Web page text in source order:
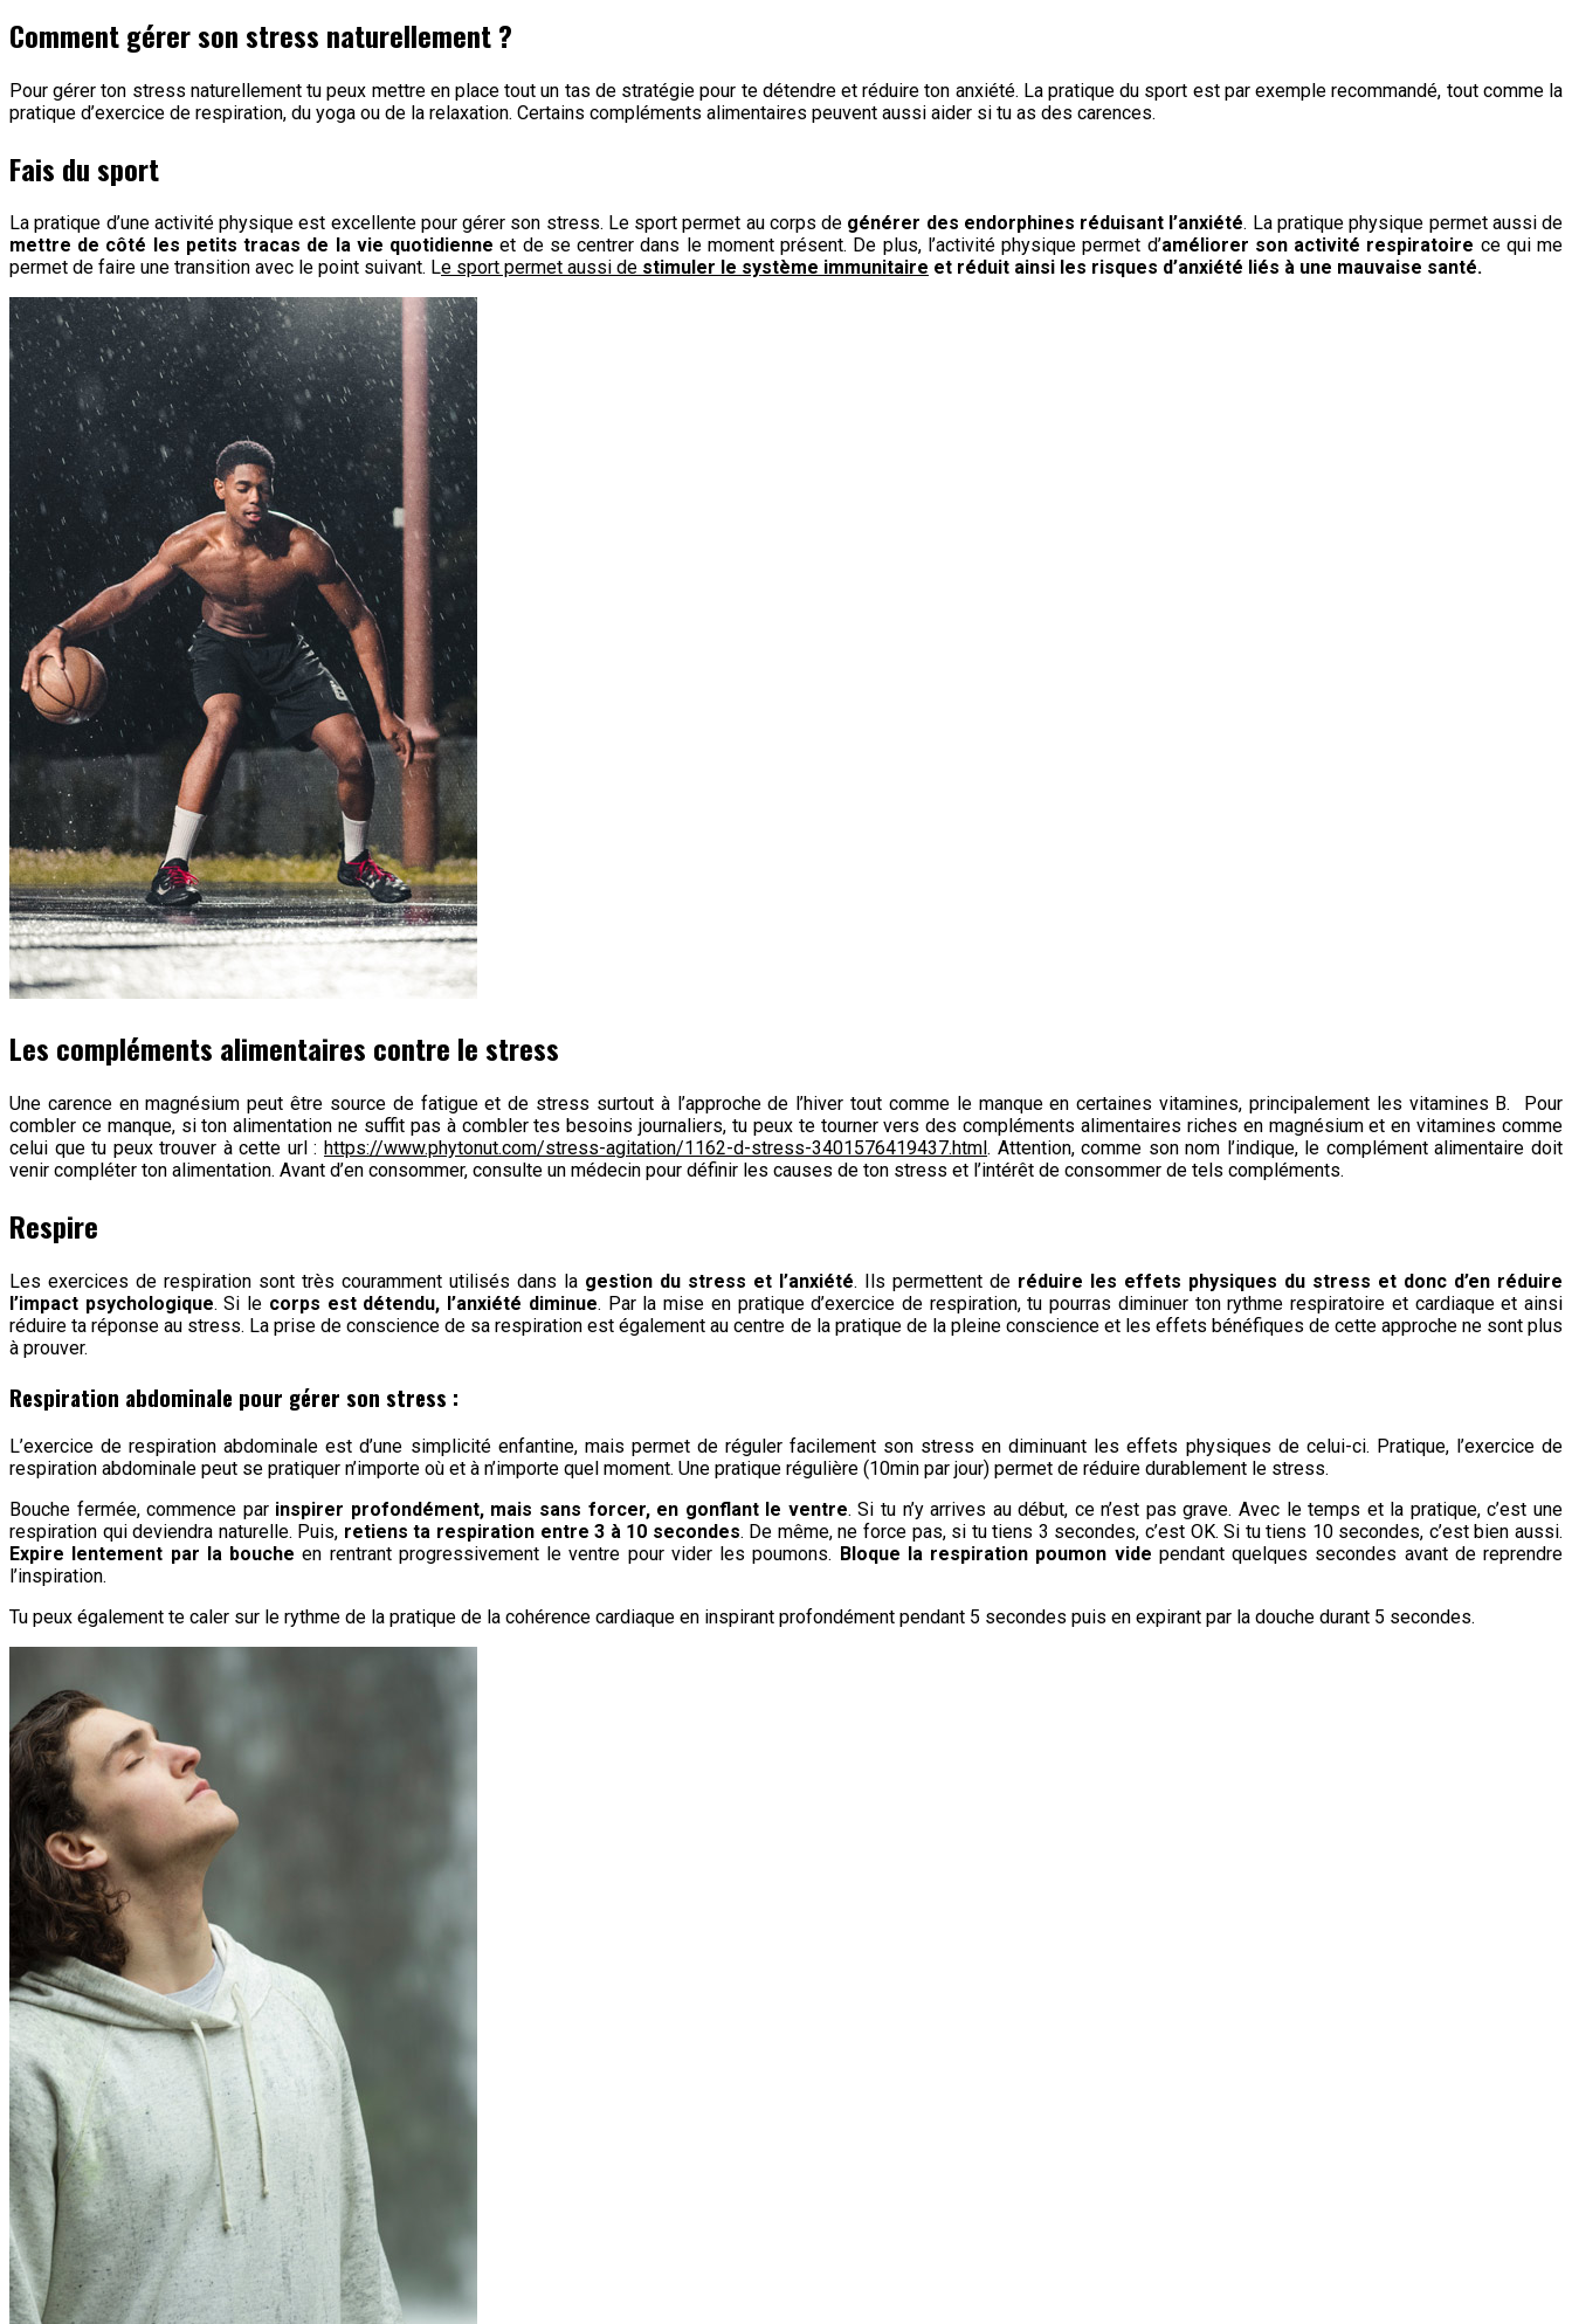
Comment gérer son stress naturellement ?
Pour gérer ton stress naturellement tu peux mettre en place tout un tas de stratégie pour te détendre et réduire ton anxiété. La pratique du sport est par exemple recommandé, tout comme la
pratique d’exercice de respiration, du yoga ou de la relaxation. Certains compléments alimentaires peuvent aussi aider si tu as des carences.
Fais du sport
La pratique d’une activité physique est excellente pour gérer son stress. Le sport permet au corps de générer des endorphines réduisant l’anxiété. La pratique physique permet aussi de
mettre de côté les petits tracas de la vie quotidienne et de se centrer dans le moment présent. De plus, l’activité physique permet d’améliorer son activité respiratoire ce qui me
permet de faire une transition avec le point suivant. Le sport permet aussi de stimuler le système immunitaire et réduit ainsi les risques d’anxiété liés à une mauvaise santé.
Les compléments alimentaires contre le stress
Une carence en magnésium peut être source de fatigue et de stress surtout à l’approche de l’hiver tout comme le manque en certaines vitamines, principalement les vitamines B. Pour
combler ce manque, si ton alimentation ne suffit pas à combler tes besoins journaliers, tu peux te tourner vers des compléments alimentaires riches en magnésium et en vitamines comme
celui que tu peux trouver à cette url : https://www.phytonut.com/stress-agitation/1162-d-stress-3401576419437.html . Attention, comme son nom l’indique, le complément alimentaire doit
venir compléter ton alimentation. Avant d’en consommer, consulte un médecin pour définir les causes de ton stress et l’intérêt de consommer de tels compléments.
Respire
Les exercices de respiration sont très couramment utilisés dans la gestion du stress et l’anxiété. Ils permettent de réduire les effets physiques du stress et donc d’en réduire
l’impact psychologique. Si le corps est détendu, l’anxiété diminue. Par la mise en pratique d’exercice de respiration, tu pourras diminuer ton rythme respiratoire et cardiaque et ainsi
réduire ta réponse au stress. La prise de conscience de sa respiration est également au centre de la pratique de la pleine conscience et les effets bénéfiques de cette approche ne sont plus
à prouver.
Respiration abdominale pour gérer son stress :
L’exercice de respiration abdominale est d’une simplicité enfantine, mais permet de réguler facilement son stress en diminuant les effets physiques de celui-ci. Pratique, l’exercice de
respiration abdominale peut se pratiquer n’importe où et à n’importe quel moment. Une pratique régulière (10min par jour) permet de réduire durablement le stress.
Bouche fermée, commence par inspirer profondément, mais sans forcer, en gonflant le ventre. Si tu n’y arrives au début, ce n’est pas grave. Avec le temps et la pratique, c’est une
respiration qui deviendra naturelle. Puis, retiens ta respiration entre 3 à 10 secondes. De même, ne force pas, si tu tiens 3 secondes, c’est OK. Si tu tiens 10 secondes, c’est bien aussi.
Expire lentement par la bouche en rentrant progressivement le ventre pour vider les poumons. Bloque la respiration poumon vide pendant quelques secondes avant de reprendre
l’inspiration.
Tu peux également te caler sur le rythme de la pratique de la cohérence cardiaque en inspirant profondément pendant 5 secondes puis en expirant par la douche durant 5 secondes.